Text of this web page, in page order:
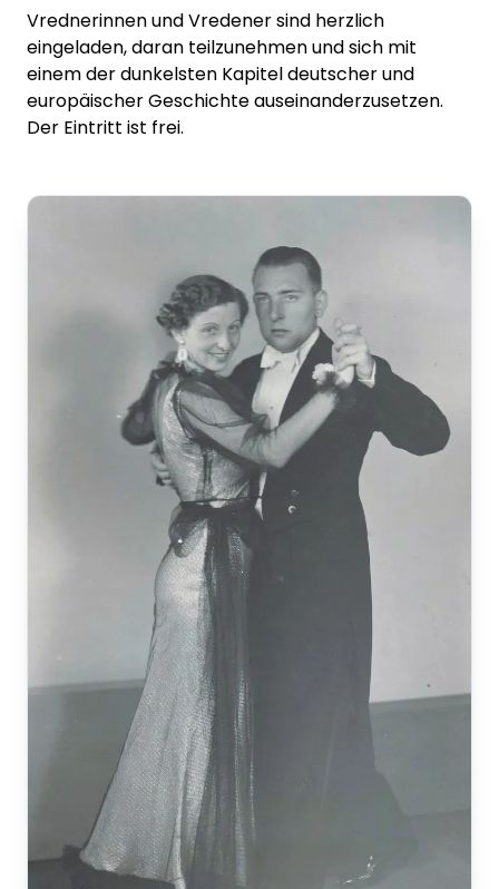
Vrednerinnen und Vredener sind herzlich
eingeladen, daran teilzunehmen und sich mit
einem der dunkelsten Kapitel deutscher und
europäischer Geschichte auseinanderzusetzen.
Der Eintritt ist frei.